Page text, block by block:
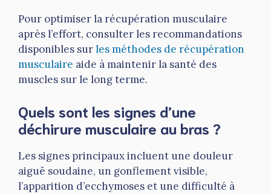
Pour optimiser la récupération musculaire
après l’effort, consulter les recommandations
disponibles surles méthodes de récupération
musculaire aide à maintenir la santé des
muscles sur le long terme.
Quels sont les signes d’une
déchirure musculaire au bras ?
Les signes principaux incluent une douleur
aiguë soudaine, un gonflement visible,
l’apparition d’ecchymoses et une difficulté à